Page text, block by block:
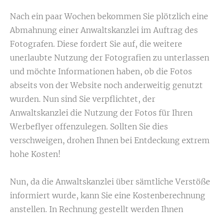
Nach ein paar Wochen bekommen Sie plötzlich eine
Abmahnung einer Anwaltskanzlei im Auftrag des
Fotografen. Diese fordert Sie auf, die weitere
unerlaubte Nutzung der Fotografien zu unterlassen
und möchte Informationen haben, ob die Fotos
abseits von der Website noch anderweitig genutzt
wurden. Nun sind Sie verpflichtet, der
Anwaltskanzlei die Nutzung der Fotos für Ihren
Werbeflyer offenzulegen. Sollten Sie dies
verschweigen, drohen Ihnen bei Entdeckung extrem
hohe Kosten!
Nun, da die Anwaltskanzlei über sämtliche Verstöße
informiert wurde, kann Sie eine Kostenberechnung
anstellen. In Rechnung gestellt werden Ihnen